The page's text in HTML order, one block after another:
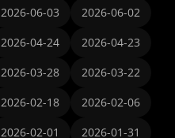
2026-06-03
2026-06-02
2026-04-24
2026-04-23
2026-03-28
2026-03-22
2026-02-18
2026-02-06
2026-02-01
2026-01-31